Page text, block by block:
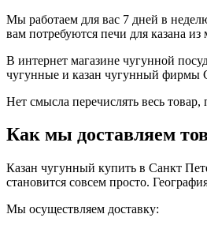
Мы работаем для вас 7 дней в
вам потребуются печи для казана
В интернет магазине чугунной
чугунные и казан чугунный фирмы
Нет смысла перечислять весь
Как мы доставляем
Казан чугунный купить в Санкт
становится совсем просто.
Мы осуществляем доставку: